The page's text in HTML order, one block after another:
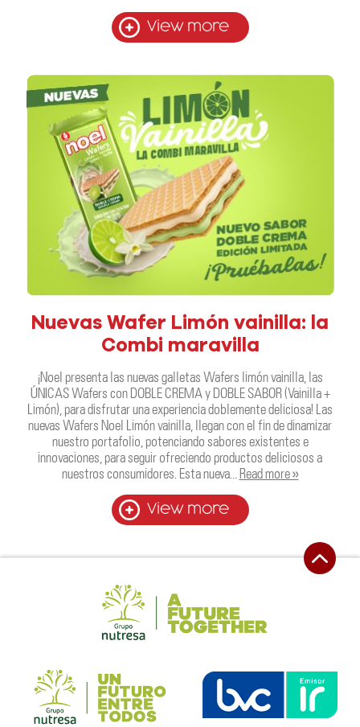
View more
Nuevas Wafer Limón vainilla: la
Combi maravilla
¡Noel presenta las nuevas galletas Wafers limón vainilla, las
ÚNICAS Wafers con DOBLE CREMA y DOBLE SABOR (Vainilla +
Limón), para disfrutar una experiencia doblemente deliciosa! Las
nuevas Wafers Noel Limón vainilla, llegan con el fin de dinamizar
nuestro portafolio, potenciando sabores existentes e
innovaciones, para seguir ofreciendo productos deliciosos a
nuestros consumidores. Esta nueva… Read more »
View more